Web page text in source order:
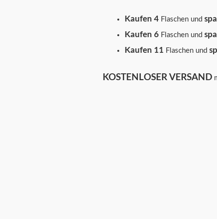
Kaufen 4 Flaschen und
Kaufen 6 Flaschen und
Kaufen 11 Flaschen und
KOSTENLOSER VERSAND